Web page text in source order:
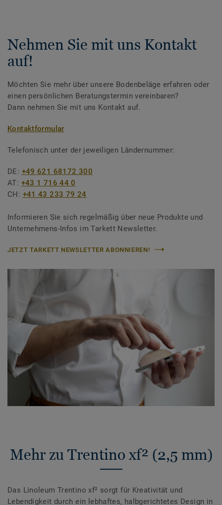
Nehmen Sie mit uns Kontakt
auf!
Möchten Sie mehr über unsere Bodenbeläge erfahren oder
einen persönlichen Beratungstermin vereinbaren?
Dann nehmen Sie mit uns Kontakt auf.
Kontaktformular
Telefonisch unter der jeweiligen Ländernummer:
DE: +49 621 68172 300
AT: +43 1 716 44 0
CH: +41 43 233 79 24
Informieren Sie sich regelmäßig über neue Produkte und
Unternehmens-Infos im Tarkett Newsletter.
JETZT TARKETT NEWSLETTER ABONNIEREN!
Mehr zu Trentino xf² (2,5 mm)
Das Linoleum Trentino xf² sorgt für Kreativität und
Lebendigkeit durch ein lebhaftes, halbgerichtetes Design in